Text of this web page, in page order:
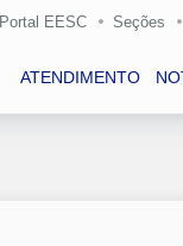
Portal EESC Seções
ATENDIMENTO